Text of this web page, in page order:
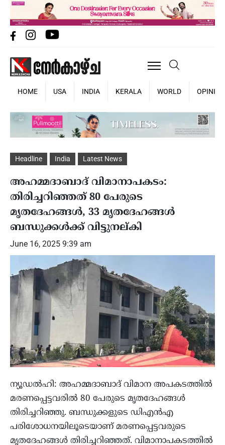
HOME USA INDIA KERALA WORLD OPINION
Headline India Latest News
അഹമ്മദാബാദ് വിമാനാപകടം:
തിരിച്ചറിഞ്ഞത് 80 പേരുടെ
മൃതദേഹങ്ങള്‍, 33 മൃതദേഹങ്ങള്‍
ബന്ധുക്കള്‍ക്ക് വിട്ടുനല്കി
June 16, 2025 9:39 am
ന്യൂഡല്‍ഹി: അഹമ്മദാബാദ് വിമാന അപകടത്തില്‍
മരണപ്പെട്ടവരില്‍ 80 പേരുടെ മൃതദേഹങ്ങള്‍
തിരിച്ചറിഞ്ഞു. ബന്ധുക്കളുടെ ഡിഎന്‍എ
പരിശോധനയിലൂടെയാണ് മരണപ്പെട്ടവരുടെ
മൃതദേഹങ്ങള്‍ തിരിച്ചറിഞ്ഞത്. വിമാനാപകടത്തില്‍